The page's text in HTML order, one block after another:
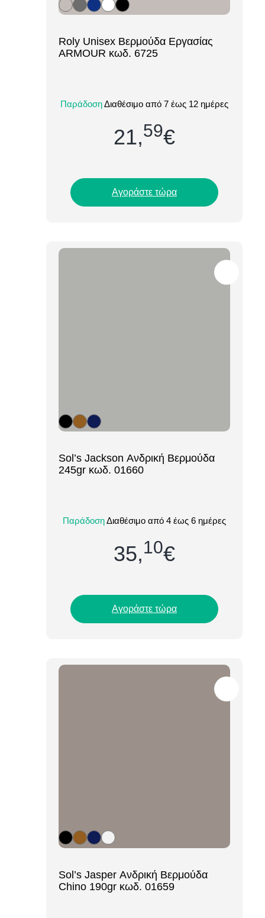
Roly Unisex Βερμούδα Εργασίας
ARMOUR κωδ. 6725
ανθεκτική και πρακτική unisex βερμούδα
ευελιξία...
ΠαράδοσηΔιαθέσιμο από 7 έως 12 ημέρες
21,59€
Αγοράστε τώρα
Sol’s Jackson Ανδρική Βερμούδα
245gr κωδ. 01660
(κωδ. 01660) προσφέρει τον ιδανικό
επαγγελματικής εμφάνισ...
ΠαράδοσηΔιαθέσιμο από 4 έως 6 ημέρες
35,10€
Αγοράστε τώρα
Sol’s Jasper Ανδρική Βερμούδα
Chino 190gr κωδ. 01659